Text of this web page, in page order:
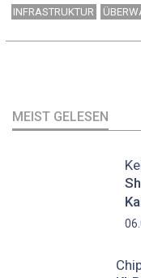
INFRASTRUKTUR
MEIST GELESEN